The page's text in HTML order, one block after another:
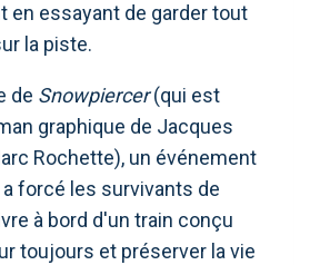
en essayant de garder tout
la piste.
de Snowpiercer(qui est
graphique de Jacques
Rochette), un événement
forcé les survivants de
à bord d'un train conçu
toujours et préserver la vie